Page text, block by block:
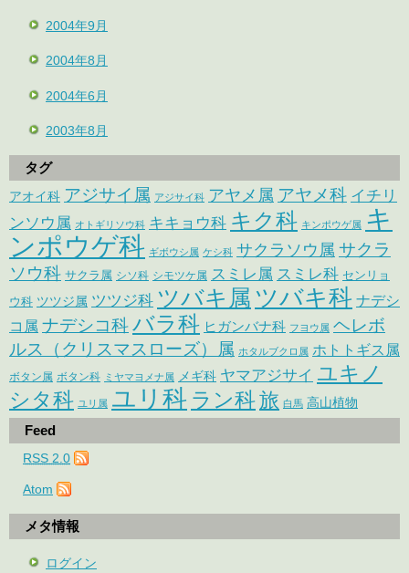
2004年9月
2004年8月
2004年6月
2003年8月
タグ
アオイ科 アジサイ属 アジサイ科 アヤメ属 アヤメ科 イチリ
ンソウ属 オトギリソウ科 キキョウ科 キク科 キンポウゲ属 キ
ンポウゲ科 ギボウシ属 ケシ科 サクラソウ属 サクラ
ソウ科 サクラ属 シソ科 シモツケ属 スミレ属 スミレ科 センリョ
ウ科 ツツジ属 ツツジ科 ツバキ属 ツバキ科 ナデシ
コ属 ナデシコ科バラ科 ヒガンバナ科 フヨウ属 ヘレボ
ルス（クリスマスローズ）属 ホタルブクロ属 ホトトギス属
ボタン属 ボタン科 ミヤマヨメナ属 メギ科 ヤマアジサイ ユキノ
シタ科 ユリ属 ユリ科 ラン科旅 白馬 高山植物
Feed
RSS 2.0
Atom
メタ情報
ログイン